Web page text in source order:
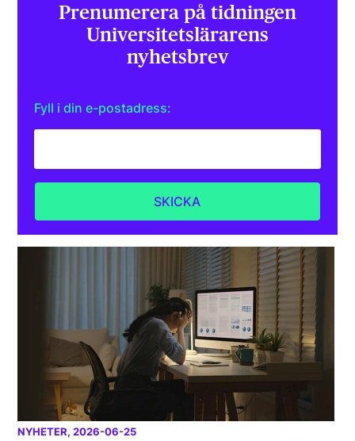
Prenumerera på tidningen
Universitets­lärarens
nyhetsbrev
Fyll i din e-postadress:
NYHETER, 2026-06-25